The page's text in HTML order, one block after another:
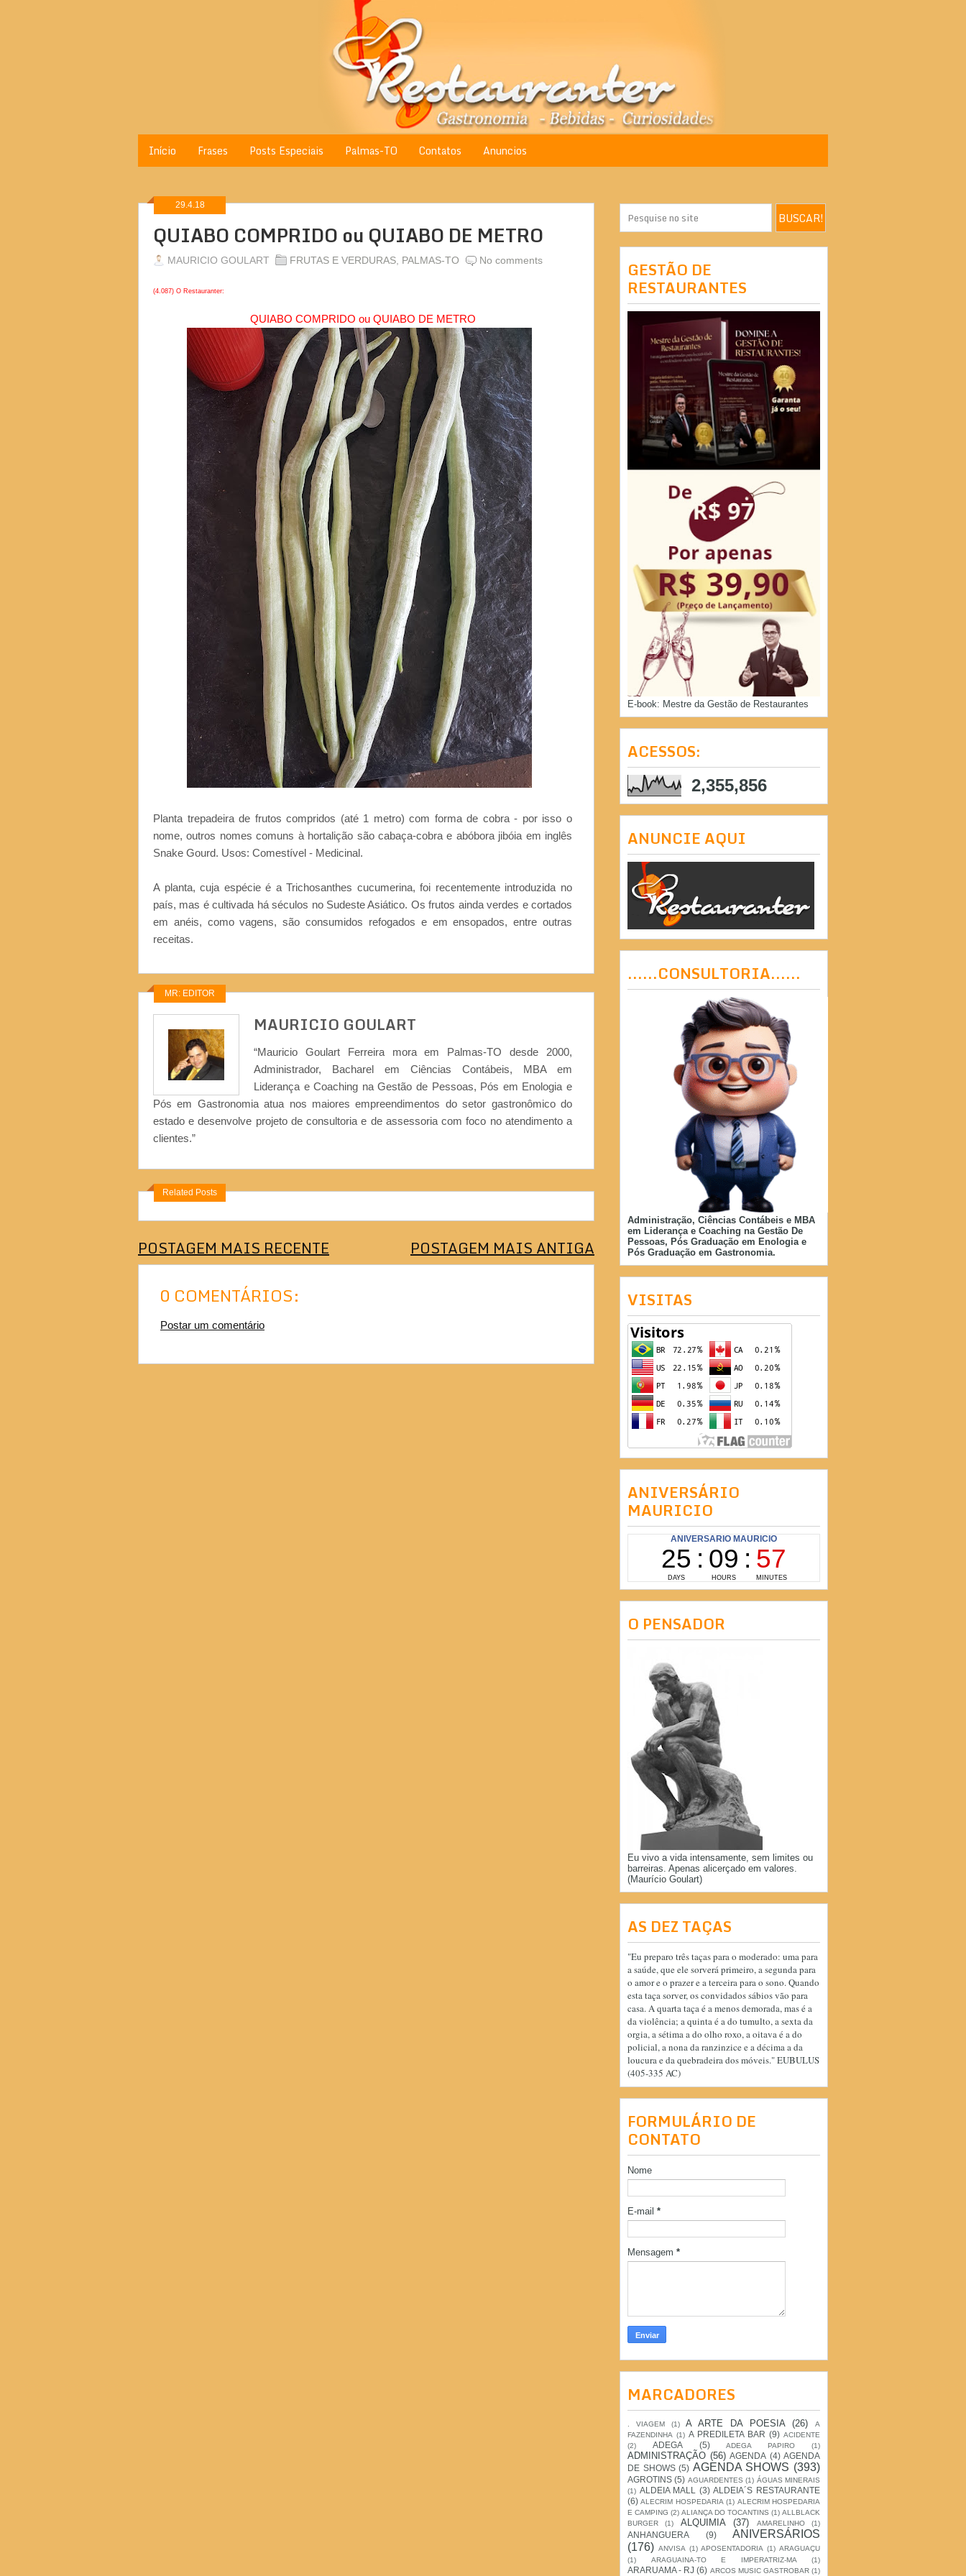
Início Frases Posts Especiais Palmas-TO Contatos Anuncios
29.4.18
QUIABO COMPRIDO ou QUIABO DE METRO
MAURICIO GOULART FRUTAS E VERDURAS PALMAS-TO No comments
(4.087) O Restauranter:
QUIABO COMPRIDO ou QUIABO DE METRO
Planta trepadeira de frutos compridos (até 1 metro) com forma de cobra - por isso o
nome, outros nomes comuns à hortalição são cabaça-cobra e abóbora jibóia em inglês
Snake Gourd. Usos: Comestível - Medicinal.
A planta, cuja espécie é a Trichosanthes cucumerina, foi recentemente introduzida no
país, mas é cultivada há séculos no Sudeste Asiático. Os frutos ainda verdes e cortados
em anéis, como vagens, são consumidos refogados e em ensopados, entre outras
receitas.
MR: EDITOR
MAURICIO GOULART
“Mauricio Goulart Ferreira mora em Palmas-TO desde 2000,
Administrador, Bacharel em Ciências Contábeis, MBA em
Liderança e Coaching na Gestão de Pessoas, Pós em Enologia e
Pós em Gastronomia atua nos maiores empreendimentos do setor gastronômico do
estado e desenvolve projeto de consultoria e de assessoria com foco no atendimento a
clientes.”
Related Posts
POSTAGEM MAIS RECENTE POSTAGEM MAIS ANTIGA
0 COMENTÁRIOS:
Postar um comentário
GESTÃO DE
RESTAURANTES
E-book: Mestre da Gestão de Restaurantes
ACESSOS:
2,355,856
ANUNCIE AQUI
......CONSULTORIA......
Administração, Ciências Contábeis e MBA
em Liderança e Coaching na Gestão De
Pessoas, Pós Graduação em Enologia e
Pós Graduação em Gastronomia.
VISITAS
ANIVERSÁRIO
MAURICIO
O PENSADOR
Eu vivo a vida intensamente, sem limites ou
barreiras. Apenas alicerçado em valores.
(Maurício Goulart)
AS DEZ TAÇAS
"Eu preparo três taças para o moderado: uma para
a saúde, que ele sorverá primeiro, a segunda para
o amor e o prazer e a terceira para o sono. Quando
esta taça sorver, os convidados sábios vão para
casa. A quarta taça é a menos demorada, mas é a
da violência; a quinta é a do tumulto, a sexta da
orgia, a sétima a do olho roxo, a oitava é a do
policial, a nona da ranzinzice e a décima a da
loucura e da quebradeira dos móveis." EUBULUS
(405-335 AC)
FORMULÁRIO DE
CONTATO
Nome
E-mail *
Mensagem *
MARCADORES
. VIAGEM (1) A ARTE DA POESIA (26)
A
FAZENDINHA (1) A PREDILETA BAR (9) ACIDENTE
(2)
ADEGA (5) ADEGA PAPIRO (1)
ADMINISTRAÇÃO (56) AGENDA (4) AGENDA
DE SHOWS (5) AGENDA SHOWS (393)
AGROTINS (5) AGUARDENTES (1) ÁGUAS MINERAIS
(1) ALDEIA MALL (3) ALDEIA´S RESTAURANTE
(6) ALECRIM HOSPEDARIA (1) ALECRIM HOSPEDARIA
E CAMPING (2) ALIANÇA DO TOCANTINS (1) ALLBLACK
BURGER
(1) ALQUIMIA (37) AMARELINHO (1)
ANHANGUERA (9)
ANIVERSÁRIOS
(176) ANVISA (1) APOSENTADORIA (1) ARAGUAÇU
(1)
ARAGUAINA-TO E IMPERATRIZ-MA (1)
ARARUAMA - RJ (6) ARCOS MUSIC GASTROBAR (1)